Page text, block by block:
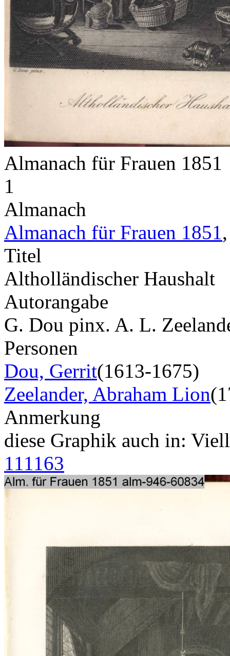
Almanach für Frauen 1851
1
Almanach
Almanach für Frauen 1851
Titel
Altholländischer Haushalt
Autorangabe
G. Dou pinx. A. L.
Personen
Dou, Gerrit(1613-1675)
Zeelander, Abraham Lion
Anmerkung
diese Graphik auch in:
111163